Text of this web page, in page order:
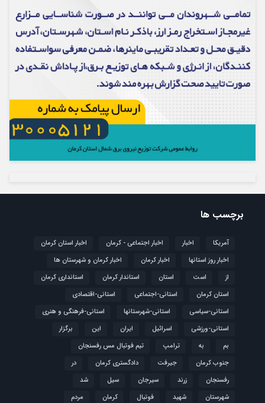
برچسب ها
آمریکا اخبار اخبار اجتماعی - کرمان
اخبار استان کرمان
اخبار روز استانها
اخبار کرمان
اخبار کرمان و شهرستان ها
از
است استان استاندار کرمان
استانداری کرمان
استان کرمان
استانی-اجتماعی
استانی-اقتصادی
استانی-سیاسی
استانی-شهرستانها
استانی-فرهنگی و هنری
استانی-ورزشی
اسرائیل ایران این
برگزار
بم
به ترامپ
تیم فوتبال مس رفسنجان
جنوب کرمان
جیرفت دادگستری کرمان
در
رفسنجان
زرند سیرجان سیل
شد
شهرستان
شهید فوتبال كرمان
مردم